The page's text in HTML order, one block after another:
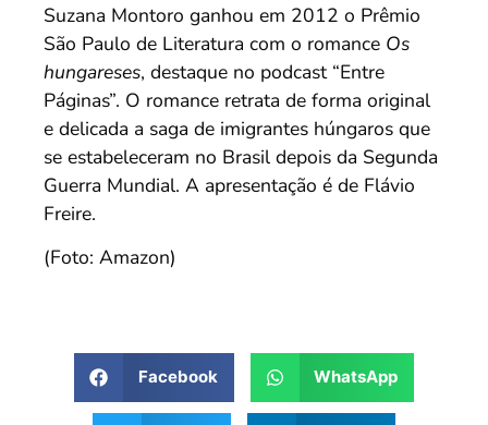
Suzana Montoro ganhou em 2012 o Prêmio
São Paulo de Literatura com o romance Os
hungareses, destaque no podcast “Entre
Páginas”. O romance retrata de forma original
e delicada a saga de imigrantes húngaros que
se estabeleceram no Brasil depois da Segunda
Guerra Mundial. A apresentação é de Flávio
Freire.
(Foto: Amazon)
Facebook WhatsApp